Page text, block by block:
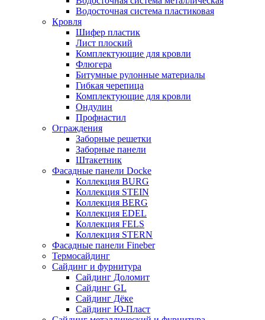
Водосточная система пластиковая
Кровля
Шифер пластик
Лист плоский
Комплектующие для кровли
Флюгера
Битумные рулонные материалы
Гибкая черепица
Комплектующие для кровли
Ондулин
Профнастил
Ограждения
Заборные решетки
Заборные панели
Штакетник
Фасадные панели Docke
Коллекция BURG
Коллекция STEIN
Коллекция BERG
Коллекция EDEL
Коллекция FELS
Коллекция STERN
Фасадные панели Fineber
Термосайдинг
Сайдинг и фурнитура
Сайдинг Доломит
Сайдинг GL
Сайдинг Дёке
Сайдинг Ю-Пласт